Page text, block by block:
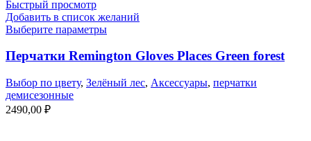
Быстрый просмотр
Добавить в список желаний
Выберите параметры
Перчатки Remington Gloves Places Green forest
Выбор по цвету, Зелёный лес, Аксессуары, перчатки
демисезонные
2490,00 ₽